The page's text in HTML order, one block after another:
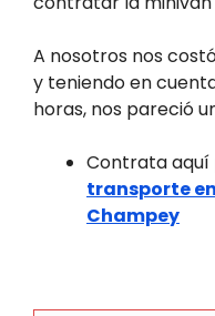
A nosotros nos
y teniendo en
horas, nos pareció
Contrata
transporte
Champey